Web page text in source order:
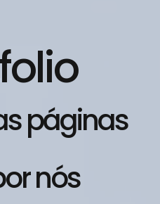
olio
spáginas
ornós